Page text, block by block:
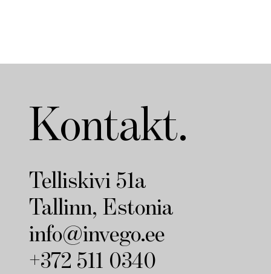
Kontakt.
Telliskivi 51a
Tallinn, Estonia
info@invego.ee
+372 511 0340